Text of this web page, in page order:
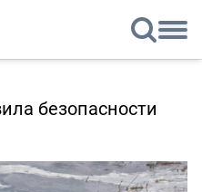
безопасности